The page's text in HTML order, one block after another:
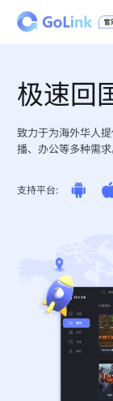
极速回
致力于为海外华人
播、办公等多种需
支持平台: